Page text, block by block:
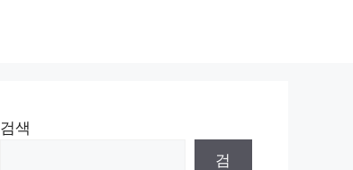
검색
검